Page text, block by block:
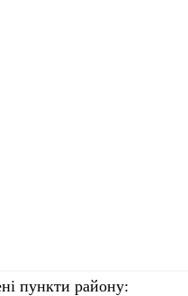
пункти району: